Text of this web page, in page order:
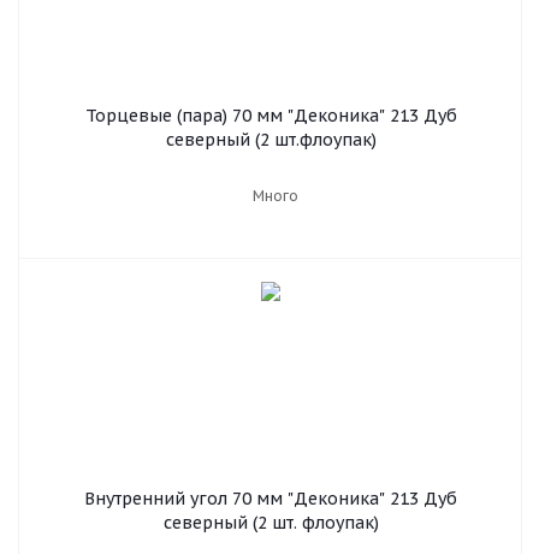
Торцевые (пара) 70 мм "Деконика" 213 Дуб
северный (2 шт.флоупак)
Много
Внутренний угол 70 мм "Деконика" 213 Дуб
северный (2 шт. флоупак)